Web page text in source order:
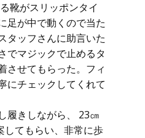
靴がスリッポンタイ
足が中で動くので当た
タッフさんに助言いた
でマジックで止めるタ
させてもらった。フィ
にチェックしてくれて
履きしながら、 23㎝
してもらい、非常に歩